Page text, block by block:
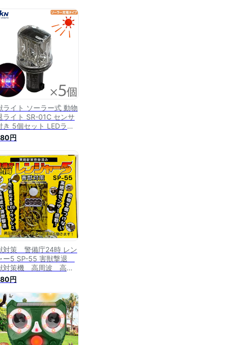
ライト ソーラー式 動物
ライト SR-01C センサ
き 5個セット LEDライ
事灯 動物撃退器 獣除
イノシシ対策 駆除 害
避 害獣対策
円
対策 警備庁24時 レン
ー5 SP-55 害獣撃退
対策機 高周波 高感
パナソニ
センサー ソーラー
動物 鹿 アライグ
ナグマ いのしし
ノシシ 害獣駆除
よけ 害獣避け 超音
ンサーライト 畑
ぼ 農具
円